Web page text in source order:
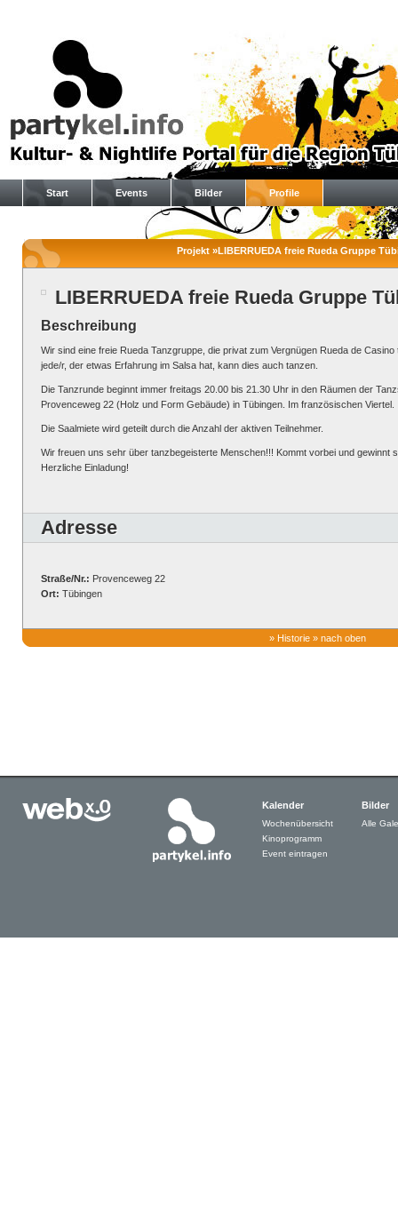
Start Events Bilder Profile
Projekt »LIBERRUEDA freie Rueda Gruppe
LIBERRUEDA freie Rueda Gruppe
Beschreibung
Wir sind eine freie Rueda Tanzgruppe, die privat zum Vergnügen Rueda de
jede/r, der etwas Erfahrung im Salsa hat, kann dies auch tanzen.
Die Tanzrunde beginnt immer freitags 20.00 bis 21.30 Uhr in den Räumen der
Provenceweg 22 (Holz und Form Gebäude) in Tübingen. Im französischen Viertel.
Die Saalmiete wird geteilt durch die Anzahl der aktiven Teilnehmer.
Wir freuen uns sehr über tanzbegeisterte Menschen!!! Kommt vorbei und gewinnt
Herzliche Einladung!
Adresse
Straße/Nr.: Provenceweg 22
Ort: Tübingen
» Historie » nach oben
Kalender
Wochenübersicht
Kinoprogramm
Event eintragen
Bilder
Alle